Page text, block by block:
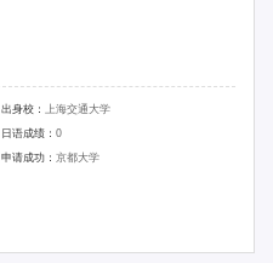
出身校： 上海交通大学
日语成绩： 0
申请成功： 京都大学